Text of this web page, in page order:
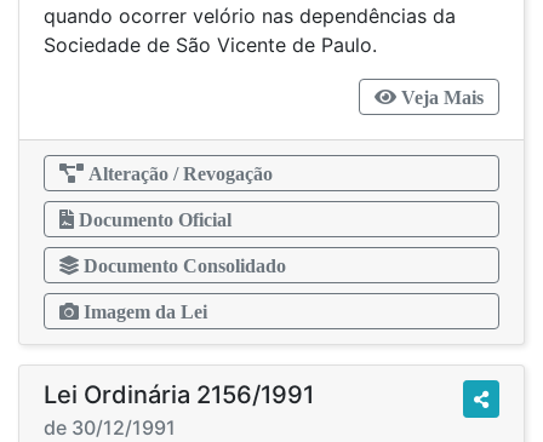
quando ocorrer velório nas dependências da
Sociedade de São Vicente de Paulo.
Veja Mais
Alteração / Revogação
Documento Oficial
Documento Consolidado
Imagem da Lei
Lei Ordinária 2156/1991
de 30/12/1991